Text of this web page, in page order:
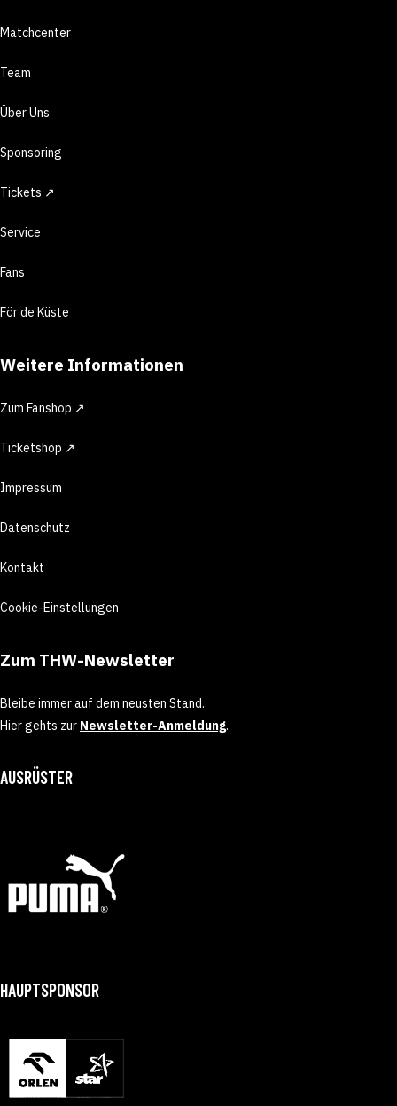
Matchcenter
Team
Über Uns
Sponsoring
Tickets ↗
Service
Fans
För de Küste
Weitere Informationen
Zum Fanshop ↗
Ticketshop ↗
Impressum
Datenschutz
Kontakt
Cookie-Einstellungen
Zum THW-Newsletter
Bleibe immer auf dem neusten Stand.
Hier gehts zur Newsletter-Anmeldung.
AUSRÜSTER
HAUPTSPONSOR